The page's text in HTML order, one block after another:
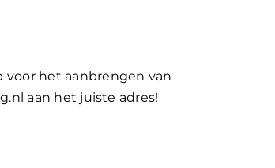
voor het aanbrengen van
aan het juiste adres!